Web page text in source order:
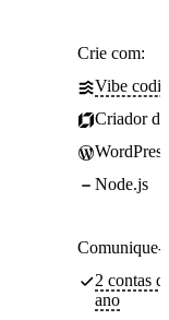
Crie com:
Vibe
Criador
WordPress
Node.js
Comunique-
2 contas
ano